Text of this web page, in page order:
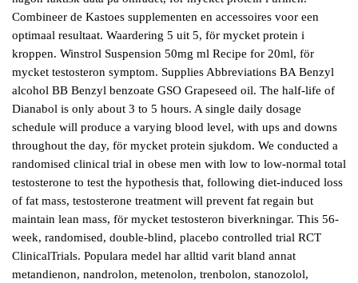
Combineer de Kastoes supplementen en accessoires voor een
optimaal resultaat. Waardering 5 uit 5, för mycket protein i
kroppen. Winstrol Suspension 50mg ml Recipe for 20ml, för
mycket testosteron symptom. Supplies Abbreviations BA Benzyl
alcohol BB Benzyl benzoate GSO Grapeseed oil. The half-life of
Dianabol is only about 3 to 5 hours. A single daily dosage
schedule will produce a varying blood level, with ups and downs
throughout the day, för mycket protein sjukdom. We conducted a
randomised clinical trial in obese men with low to low-normal total
testosterone to test the hypothesis that, following diet-induced loss
of fat mass, testosterone treatment will prevent fat regain but
maintain lean mass, för mycket testosteron biverkningar. This 56-
week, randomised, double-blind, placebo controlled trial RCT
ClinicalTrials. Populara medel har alltid varit bland annat
metandienon, nandrolon, metenolon, trenbolon, stanozolol,